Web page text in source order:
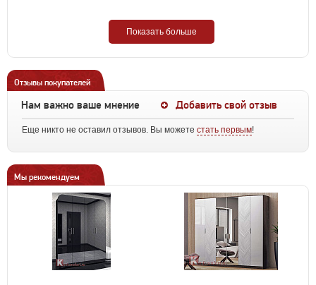
Показать больше
Отзывы покупателей
Нам важно ваше мнение Добавить свой отзыв
Еще никто не оставил отзывов. Вы можете стать первым!
Мы рекомендуем